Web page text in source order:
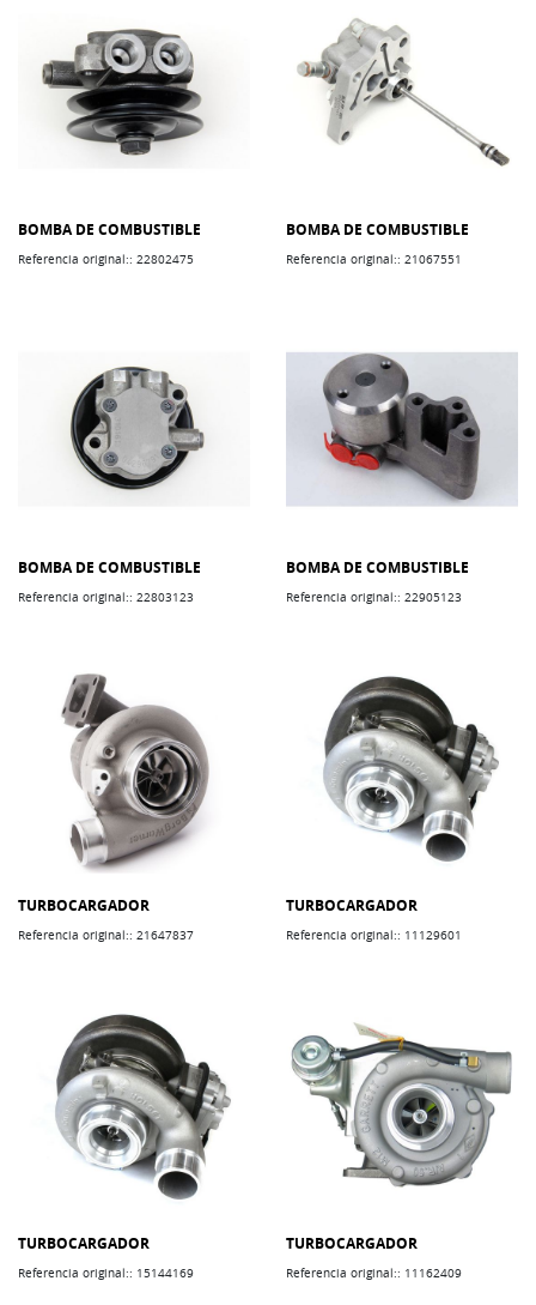
BOMBA DE COMBUSTIBLE
Referencia original:: 22802475
BOMBA DE COMBUSTIBLE
Referencia original:: 21067551
BOMBA DE COMBUSTIBLE
Referencia original:: 22803123
BOMBA DE COMBUSTIBLE
Referencia original:: 22905123
TURBOCARGADOR
Referencia original:: 21647837
TURBOCARGADOR
Referencia original:: 11129601
TURBOCARGADOR
Referencia original:: 15144169
TURBOCARGADOR
Referencia original:: 11162409